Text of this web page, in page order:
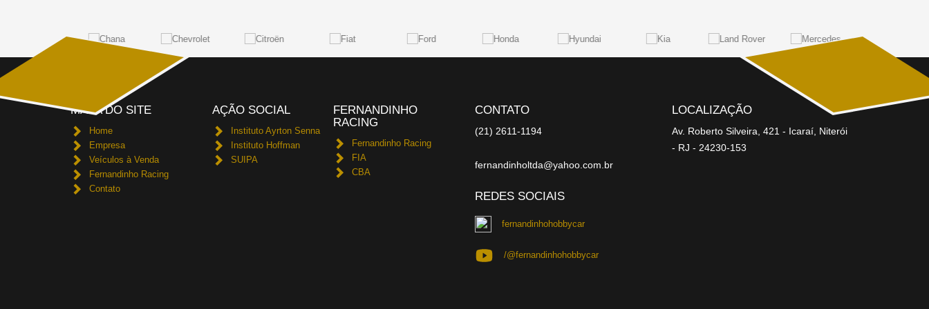
MAPA DO SITE
Home
Empresa
Veículos à Venda
Fernandinho Racing
Contato
AÇÃO SOCIAL
Instituto Ayrton Senna
Instituto Hoffman
SUIPA
FERNANDINHO
RACING
Fernandinho Racing
FIA
CBA
CONTATO
(21) 2611-1194
fernandinholtda@yahoo.com.br
REDES SOCIAIS
fernandinhohobbycar
/@fernandinhohobbycar
LOCALIZAÇÃO
Av. Roberto Silveira, 421 - Icaraí, Niterói
- RJ - 24230-153